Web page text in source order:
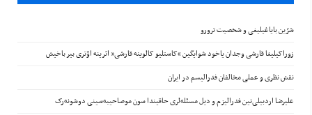
شرّین بایاغیلیغی و شخصیت ترورو
زوراکیلیغا قارشی وجدان یاخود شوایگین “کاستلیو کالوینه قارشی” اثرینه اؤتری بیر باخیش
نقش نظری و عملی مخالفان فدرالیسم در ایران
علیرضا اردبیلی‌نین فدرالیزم و دیل مسئله‌لری حاقیندا سون موصاحیبه‌سینی دوشونه‌رک